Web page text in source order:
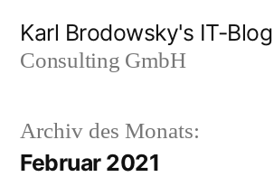
Inhalt
Karl Brodowsky's IT-Blog
Consulting GmbH
Archiv des Monats:
Februar 2021